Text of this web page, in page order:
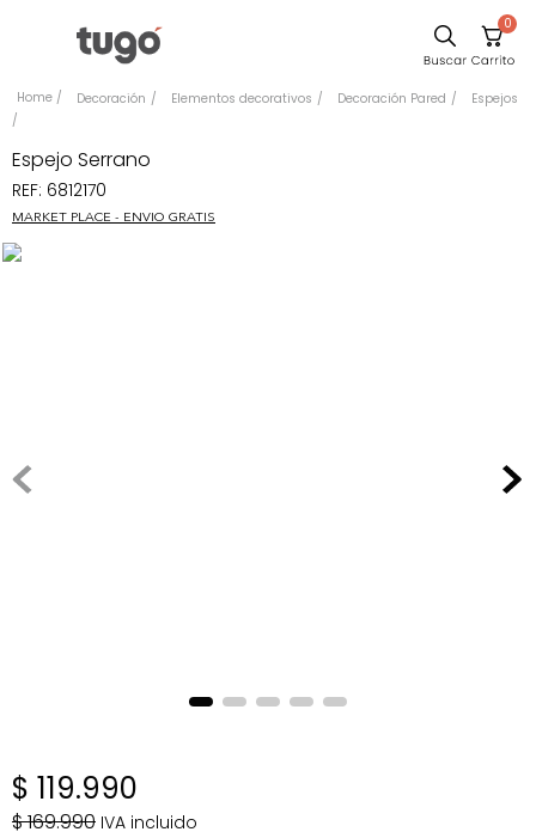
0
Decoración Elementos decorativos Decoración Pared Espejos
Espejo Serrano
REF: 6812170
MARKET PLACE - ENVIO GRATIS
$ 119.990
$169.990 IVA incluido
Escritorio
Silla